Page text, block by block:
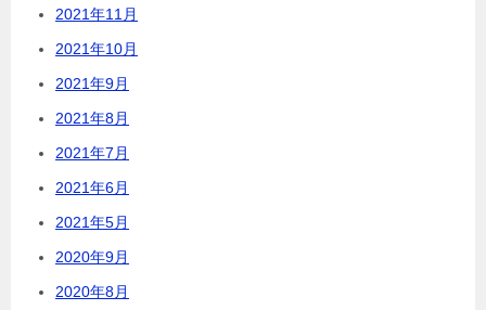
2021年11月
2021年10月
2021年9月
2021年8月
2021年7月
2021年6月
2021年5月
2020年9月
2020年8月